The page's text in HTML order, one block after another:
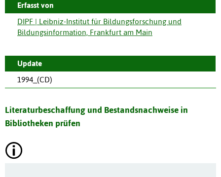
Erfasst von
DIPF | Leibniz-Institut für Bildungsforschung und
Bildungsinformation, Frankfurt am Main
Update
1994_(CD)
Literaturbeschaffung und Bestandsnachweise in
Bibliotheken prüfen